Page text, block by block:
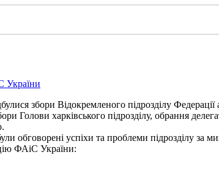
України
збори Відокремленого підрозділу
Голови харківського підрозділу, обрання
обговорені успіхи та проблеми підрозділу за
ФАіС України: